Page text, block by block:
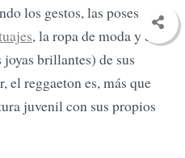
los gestos, las poses, los
, la ropa de moda y el
brillantes) de sus
el reggaeton es, más que
juvenil con sus propios